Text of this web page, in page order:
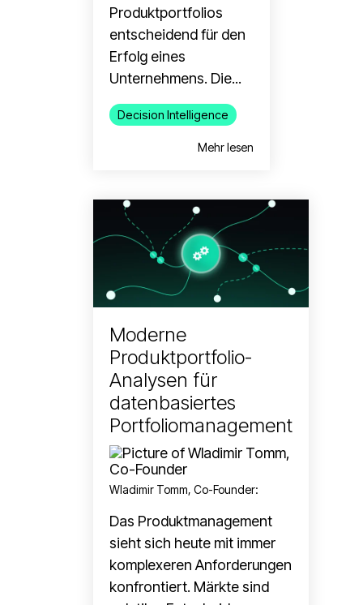
Produktportfolios
entscheidend für den
Erfolg eines
Unternehmens. Die...
Decision Intelligence
Mehr lesen
Moderne
Produktportfolio-
Analysen für
datenbasiertes
Portfoliomanagement
Wladimir Tomm, Co-Founder:
Das Produktmanagement
sieht sich heute mit immer
komplexeren Anforderungen
konfrontiert. Märkte sind